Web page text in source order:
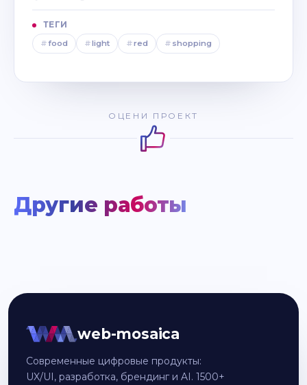
ТЕГИ
#food #light #red # shopping
ОЦЕНИ ПРОЕКТ
Другие работы
web-mosaica
Современные цифровые продукты:
UX/UI, разработка, брендинг и AI. 1500+